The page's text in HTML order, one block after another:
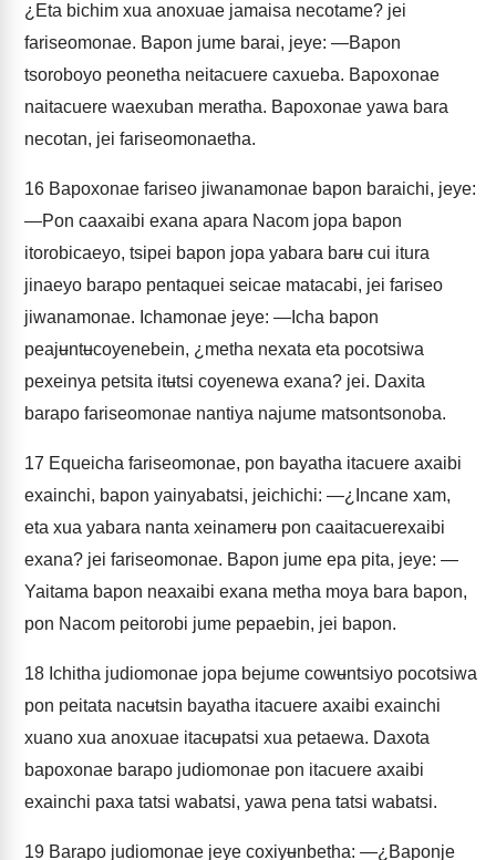
¿Eta bichim xua anoxuae jamaisa necotame? jei
fariseomonae. Bapon jume barai, jeye: —Bapon
tsoroboyo peonetha neitacuere caxueba. Bapoxonae
naitacuere waexuban meratha. Bapoxonae yawa bara
necotan, jei fariseomonaetha.
16 Bapoxonae fariseo jiwanamonae bapon baraichi, jeye:
—Pon caaxaibi exana apara Nacom jopa bapon
itorobicaeyo, tsipei bapon jopa yabara barʉ cui itura
jinaeyo barapo pentaquei seicae matacabi, jei fariseo
jiwanamonae. Ichamonae jeye: —Icha bapon
peajʉntʉcoyenebein, ¿metha nexata eta pocotsiwa
pexeinya petsita itʉtsi coyenewa exana? jei. Daxita
barapo fariseomonae nantiya najume matsontsonoba.
17 Equeicha fariseomonae, pon bayatha itacuere axaibi
exainchi, bapon yainyabatsi, jeichichi: —¿Incane xam,
eta xua yabara nanta xeinamerʉ pon caaitacuerexaibi
exana? jei fariseomonae. Bapon jume epa pita, jeye: —
Yaitama bapon neaxaibi exana metha moya bara bapon,
pon Nacom peitorobi jume pepaebin, jei bapon.
18 Ichitha judiomonae jopa bejume cowʉntsiyo pocotsiwa
pon peitata nacʉtsin bayatha itacuere axaibi exainchi
xuano xua anoxuae itacʉpatsi xua petaewa. Daxota
bapoxonae barapo judiomonae pon itacuere axaibi
exainchi paxa tatsi wabatsi, yawa pena tatsi wabatsi.
19 Barapo judiomonae jeye coxiyʉnbetha: —¿Baponje